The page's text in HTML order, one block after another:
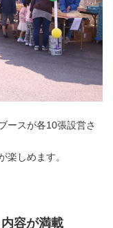
ースが各10張設営さ
楽しめます。
容が満載